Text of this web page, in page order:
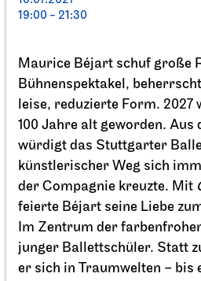
20.04.2027
19:30
Fr, 23.04.2027